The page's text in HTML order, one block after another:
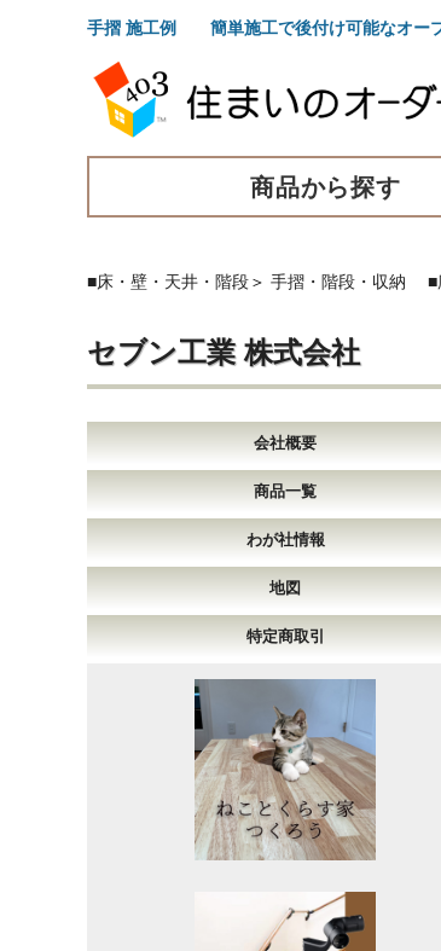
手摺 施工例 簡単施工で後付け可能なオープ
商品から探す
■床・壁・天井・階段＞ 手摺・階段・収納 ■
セブン工業 株式会社
会社概要
商品一覧
わが社情報
地図
特定商取引